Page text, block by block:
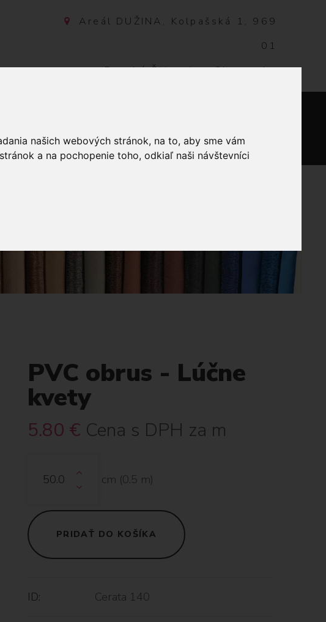
našich webových stránok, na to, aby sme vám
a na pochopenie toho, odkiaľ naši návštevníci
Areál DUŽINA, Kolpašská 1, 969
01
Banská Štiavnica, Slovensko
PVC obrus - Lúčne
kvety
5.80 € Cena s DPH za m
cm (0.5 m)
PRIDAŤ DO KOŠÍKA
ID: Cerata 140